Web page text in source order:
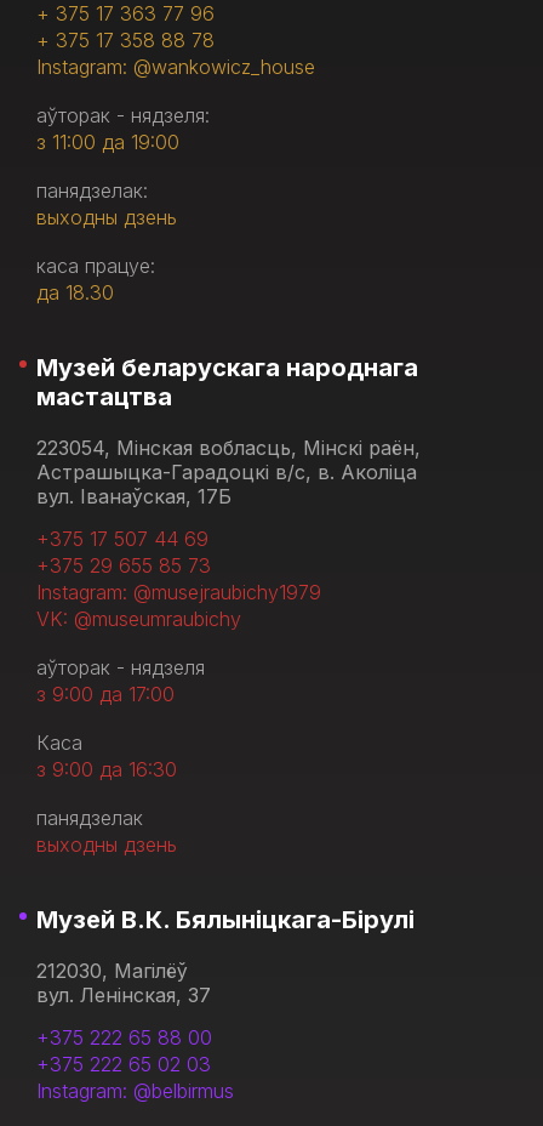
+ 375 17 363 77 96
+ 375 17 358 88 78
Instagram: @wankowicz_house
аўторак - нядзеля:
з 11:00 да 19:00
панядзелак:
выходны дзень
каса працуе:
да 18.30
Музей беларускага народнага
мастацтва
223054, Мінская вобласць, Мінскі раён,
Астрашыцка-Гарадоцкі в/с, в. Аколіца
вул. Іванаўская, 17Б
+375 17 507 44 69
+375 29 655 85 73
Instagram: @musejraubichy1979
VK: @museumraubichy
аўторак - нядзеля
з 9:00 да 17:00
Каса
з 9:00 да 16:30
панядзелак
выходны дзень
Музей В.К. Бялыніцкага-Бірулі
212030, Магілёў
вул. Ленінская, 37
+375 222 65 88 00
+375 222 65 02 03
Instagram: @belbirmus